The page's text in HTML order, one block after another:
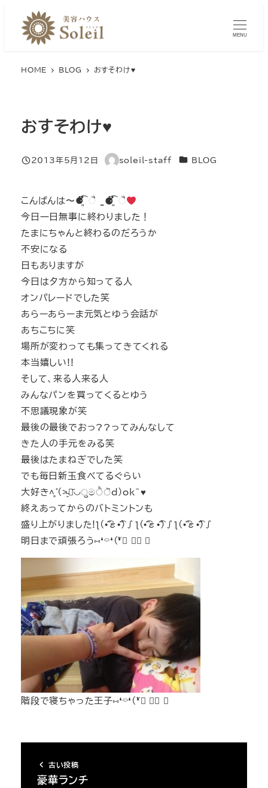
MENU
HOME BLOG おすそわけ♥
おすそわけ♥
投稿日
2013年5月12日
著
soleil-staff カテゴリー
BLOG
こんばんは〜⚈້͡ ໋͈ ૈ ˌ̫̮ ⚈້͡ ໋͈ ૈ
今日一日無事に終わりました！
たまにちゃんと終わるのだろうか
不安になる
日もありますが
今日は夕方から知ってる人
オンパレードでした笑
あらーあらーま元気とゆう会話が
あちこちに笑
場所が変わっても集ってきてくれる
本当嬉しい!!
そして、来る人来る人
みんなパンを買ってくるとゆう
不思議現象が笑
最後の最後でおっ??ってみんなして
きた人の手元をみる笑
最後はたまねぎでした笑
でも毎日新玉食べてるぐらい
大好き˄̻ ̊(˃̴͈ॢ᷄◡ुමੈॆd)ok~♥
終えあってからのバトミントンも
盛り上がりました!ƪ(•̃͡ε•̃͡)∫ƪ(•̃͡ε•̃͡)∫ƪ(•̃͡ε•̃͡)∫
明日まで頑張ろう⑅❛⌔❛(❛ั▿ ❛ั ⋈
階段で寝ちゃった王子⑅❛⌔❛(❛ั▿ ❛ั ⋈
古い投稿
豪華ランチ